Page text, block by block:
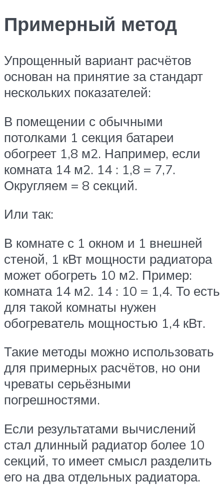
Примерный метод
Упрощенный вариант расчётов
основан на принятие за стандарт
нескольких показателей:
В помещении с обычными
потолками 1 секция батареи
обогреет 1,8 м2. Например, если
комната 14 м2. 14 : 1,8 = 7,7.
Округляем = 8 секций.
Или так:
В комнате с 1 окном и 1 внешней
стеной, 1 кВт мощности радиатора
может обогреть 10 м2. Пример:
комната 14 м2. 14 : 10 = 1,4. То есть
для такой комнаты нужен
обогреватель мощностью 1,4 кВт.
Такие методы можно использовать
для примерных расчётов, но они
чреваты серьёзными
погрешностями.
Если результатами вычислений
стал длинный радиатор более 10
секций, то имеет смысл разделить
его на два отдельных радиатора.